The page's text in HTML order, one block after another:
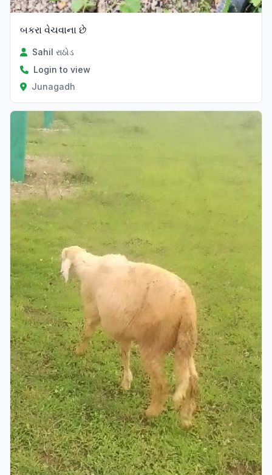
બકરા વેચવાના છે
Sahil રાઠોડ
Login to view
Junagadh